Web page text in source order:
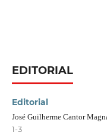
EDITORIAL
Editorial
José Guilherme Cantor
1-3